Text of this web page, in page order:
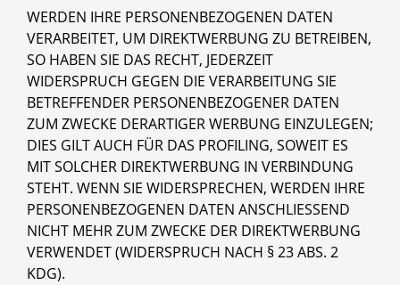
WERDEN IHRE PERSONENBEZOGENEN DATEN
VERARBEITET, UM DIREKTWERBUNG ZU BETREIBEN,
SO HABEN SIE DAS RECHT, JEDERZEIT
WIDERSPRUCH GEGEN DIE VERARBEITUNG SIE
BETREFFENDER PERSONENBEZOGENER DATEN
ZUM ZWECKE DERARTIGER WERBUNG EINZULEGEN;
DIES GILT AUCH FÜR DAS PROFILING, SOWEIT ES
MIT SOLCHER DIREKTWERBUNG IN VERBINDUNG
STEHT. WENN SIE WIDERSPRECHEN, WERDEN IHRE
PERSONENBEZOGENEN DATEN ANSCHLIESSEND
NICHT MEHR ZUM ZWECKE DER DIREKTWERBUNG
VERWENDET (WIDERSPRUCH NACH § 23 ABS. 2
KDG).